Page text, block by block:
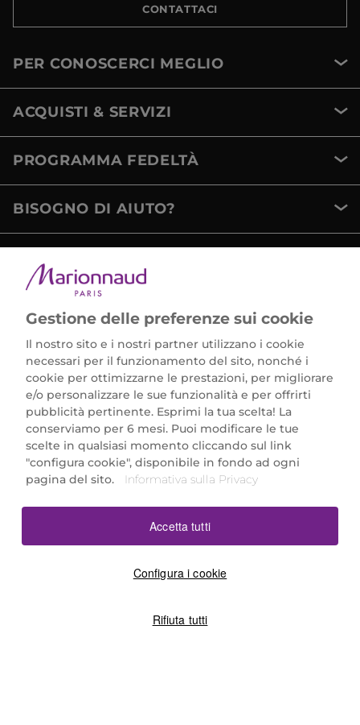
CONTATTACI
PER CONOSCERCI MEGLIO
ACQUISTI & SERVIZI
PROGRAMMA FEDELTÀ
BISOGNO DI AIUTO?
Marionnaud Parfumeries Italia S.r.l.
Largo Fiera Milano 5, 20017 Rho (MI)
REA Milano 1650024 con P.IVA 13425220152.
SCARICA LA NOSTRA APP
Gestione delle preferenze sui cookie
Il nostro sito e i nostri partner utilizzano i cookie
necessari per il funzionamento del sito, nonché i
cookie per ottimizzarne le prestazioni, per migliorare
e/o personalizzare le sue funzionalità e per offrirti
pubblicità pertinente. Esprimi la tua scelta! La
conserviamo per 6 mesi. Puoi modificare le tue
scelte in qualsiasi momento cliccando sul link
"configura cookie", disponibile in fondo ad ogni
pagina del sito.
Informativa sulla Privacy
Configura i cookie
Rifiuta tutti
Accetta tutti